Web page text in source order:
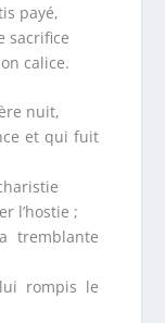
payé,
sacrifice
calice.
nuit,
et qui fuit
l’hostie ;
tremblante
rompis le